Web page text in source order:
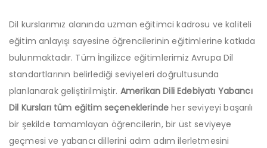
Dil kurslarımız alanında uzman eğitimci kadrosu ve kaliteli
eğitim anlayışı sayesine öğrencilerinin eğitimlerine katkıda
bulunmaktadır. Tüm İngilizce eğitimlerimiz Avrupa Dil
standartlarının belirlediği seviyeleri doğrultusunda
planlanarak geliştirilmiştir. Amerikan Dili Edebiyatı Yabancı
Dil Kursları tüm eğitim seçeneklerinde her seviyeyi başarılı
bir şekilde tamamlayan öğrencilerin, bir üst seviyeye
geçmesi ve yabancı dillerini adım adım ilerletmesini